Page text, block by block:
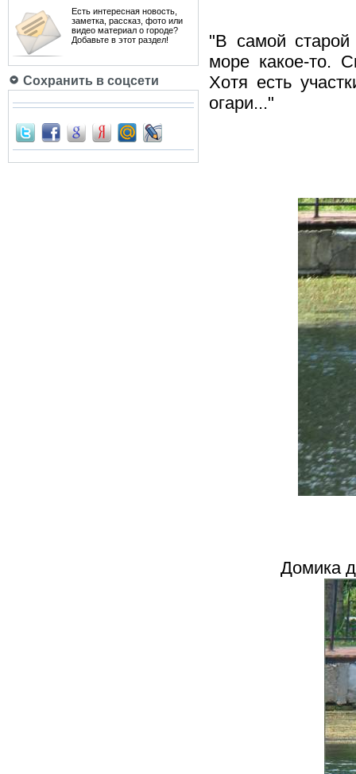
Есть интересная новость,
заметка, рассказ, фото или
видео материал о городе?
Добавьте в этот раздел!
Сохранить в соцсети
"В самой старой
море какое-то.
Хотя есть
огари..."
Домика